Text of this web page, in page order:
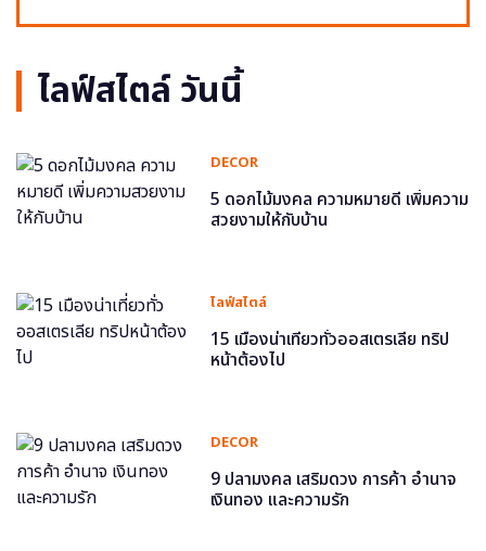
ไลฟ์สไตล์ วันนี้
DECOR
5 ดอกไม้มงคล ความหมายดี เพิ่มความ
สวยงามให้กับบ้าน
ไลฟ์สไตล์
15 เมืองน่าเที่ยวทั่วออสเตรเลีย ทริป
หน้าต้องไป
DECOR
9 ปลามงคล เสริมดวง การค้า อำนาจ
เงินทอง และความรัก